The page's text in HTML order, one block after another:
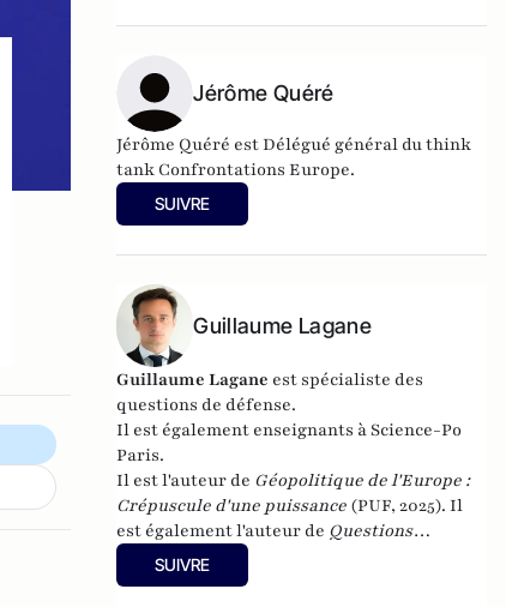
Jérôme Quéré
Jérôme Quéré est Délégué général du think
tank Confrontations Europe.
SUIVRE
Guillaume Lagane
Guillaume Lagane est spécialiste des
questions de défense.
Il est également enseignants à Science-Po
Paris.
Il est l'auteur de Géopolitique de l'Europe :
Crépuscule d'une puissance (PUF, 2025). Il
est également l'auteur de Questions
internationales en fiches
(cinquième édition)) et de
SUIVRE